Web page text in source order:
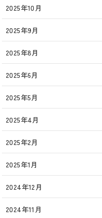
2025年10月
2025年9月
2025年8月
2025年6月
2025年5月
2025年4月
2025年2月
2025年1月
2024年12月
2024年11月